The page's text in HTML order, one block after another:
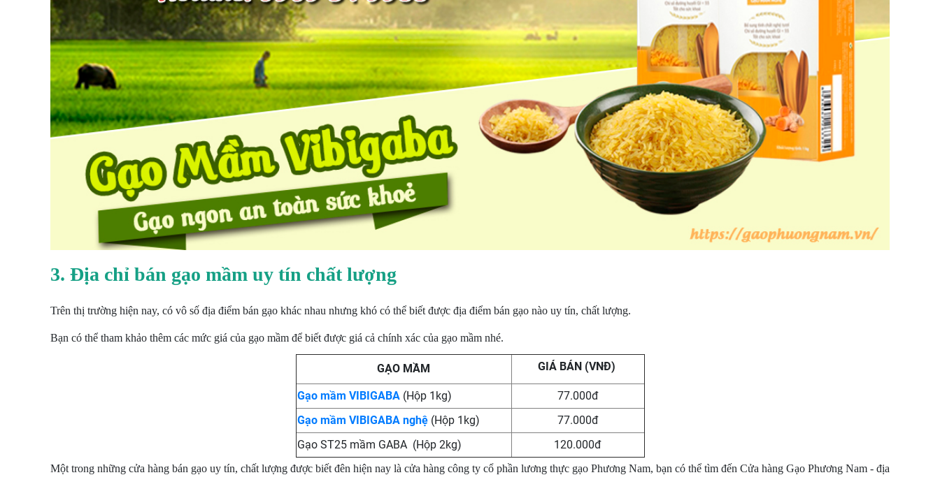
3. Địa chỉ bán gạo mầm uy tín chất lượng
Trên thị trường hiện nay, có vô số địa điểm bán gạo khác nhau nhưng khó có thể biết được địa điểm bán gạo nào uy tín, chất lượng.
Bạn có thể tham khảo thêm các mức giá của gạo mầm để biết được giá cả chính xác của gạo mầm nhé.
GẠO MẦM GIÁ BÁN (VNĐ)
Gạo mầm VIBIGABA(Hộp 1kg)
77.000đ
Gạo mầm VIBIGABA nghệ(Hộp 1kg)
77.000đ
Gạo ST25 mầm GABA (Hộp 2kg)
120.000đ
Một trong những cửa hàng bán gạo uy tín, chất lượng được biết đên hiện nay là cửa hàng công ty cổ phần lương thực gạo Phương Nam, bạn có thể tìm đến Cửa hàng Gạo Phương Nam - địa